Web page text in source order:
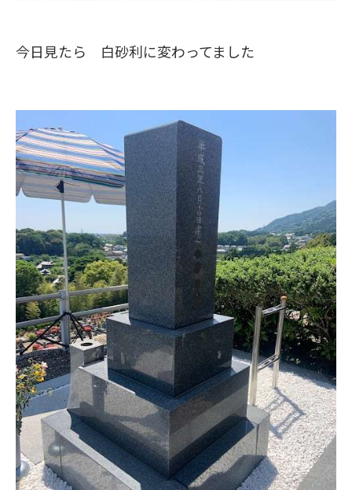
今日見たら 白砂利に変わってました